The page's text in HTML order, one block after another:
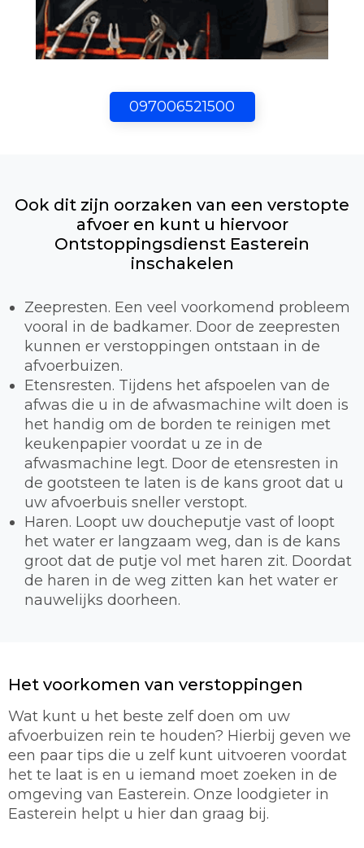
097006521500
Ook dit zijn oorzaken van een verstopte
afvoer en kunt u hiervoor
Ontstoppingsdienst Easterein
inschakelen
Zeepresten. Een veel voorkomend probleem
vooral in de badkamer. Door de zeepresten
kunnen er verstoppingen ontstaan in de
afvoerbuizen.
Etensresten. Tijdens het afspoelen van de
afwas die u in de afwasmachine wilt doen is
het handig om de borden te reinigen met
keukenpapier voordat u ze in de
afwasmachine legt. Door de etensresten in
de gootsteen te laten is de kans groot dat u
uw afvoerbuis sneller verstopt.
Haren. Loopt uw doucheputje vast of loopt
het water er langzaam weg, dan is de kans
groot dat de putje vol met haren zit. Doordat
de haren in de weg zitten kan het water er
nauwelijks doorheen.
Het voorkomen van verstoppingen
Wat kunt u het beste zelf doen om uw
afvoerbuizen rein te houden? Hierbij geven we
een paar tips die u zelf kunt uitvoeren voordat
het te laat is en u iemand moet zoeken in de
omgeving van Easterein. Onze loodgieter in
Easterein helpt u hier dan graag bij.